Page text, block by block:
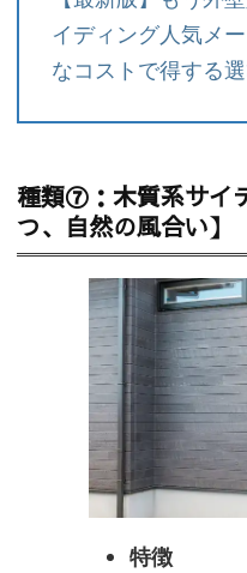
イディング人気メ
なコストで得する
種類⑦：木質系サイ
つ、自然の風合い】
特徴